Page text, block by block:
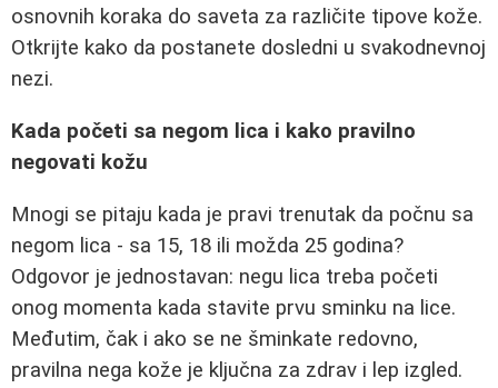
osnovnih koraka do saveta za različite tipove kože.
Otkrijte kako da postanete dosledni u svakodnevnoj
nezi.
Kada početi sa negom lica i kako pravilno
negovati kožu
Mnogi se pitaju kada je pravi trenutak da počnu sa
negom lica - sa 15, 18 ili možda 25 godina?
Odgovor je jednostavan: negu lica treba početi
onog momenta kada stavite prvu sminku na lice.
Međutim, čak i ako se ne šminkate redovno,
pravilna nega kože je ključna za zdrav i lep izgled.